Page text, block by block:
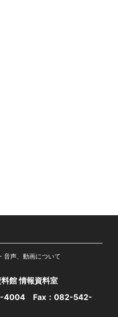
音声、動画について
館 情報資料室
4004 Fax：082-542-